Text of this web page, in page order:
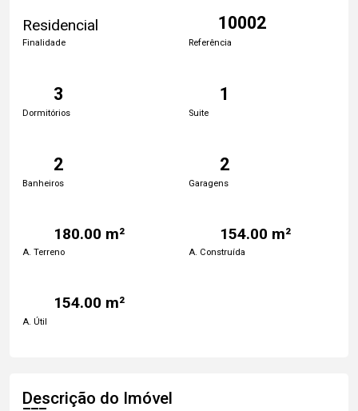
Residencial
Finalidade
10002
Referência
3
Dormitórios
1
Suite
2
Banheiros
2
Garagens
180.00 m²
A. Terreno
154.00 m²
A. Construída
154.00 m²
A. Útil
Descrição do Imóvel